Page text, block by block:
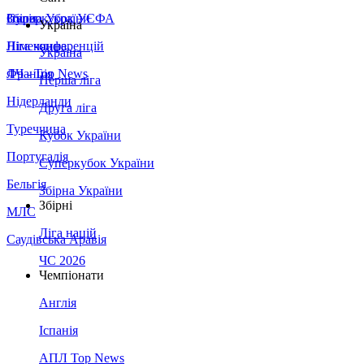
Збірна України
Італія
Німеччина
Франція
Нідерланди
Туреччина
Португалія
Бельгія
МЛС
Саудівська Аравія
Суперкубок УЄФА
Ліга конференцій
ЛЧ - Top News
Україна
Україна
Перша ліга
Друга ліга
Кубок України
Суперкубок України
Збірна України
Збірні
Ліга націй
ЧС 2026
Чемпіонати
Англія
Іспанія
АПЛ Top News